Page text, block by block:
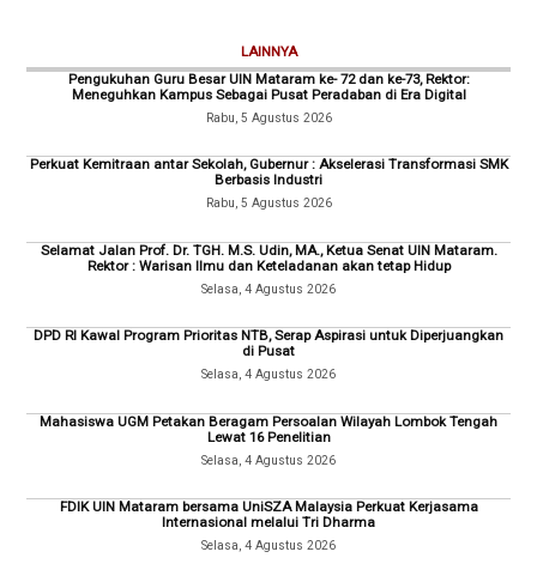
LAINNYA
Pengukuhan Guru Besar UIN Mataram ke- 72 dan ke-73, Rektor:
Meneguhkan Kampus Sebagai Pusat Peradaban di Era Digital
Rabu, 5 Agustus 2026
Perkuat Kemitraan antar Sekolah, Gubernur : Akselerasi Transformasi SMK
Berbasis Industri
Rabu, 5 Agustus 2026
Selamat Jalan Prof. Dr. TGH. M.S. Udin, MA., Ketua Senat UIN Mataram.
Rektor : Warisan Ilmu dan Keteladanan akan tetap Hidup
Selasa, 4 Agustus 2026
DPD RI Kawal Program Prioritas NTB, Serap Aspirasi untuk Diperjuangkan
di Pusat
Selasa, 4 Agustus 2026
Mahasiswa UGM Petakan Beragam Persoalan Wilayah Lombok Tengah
Lewat 16 Penelitian
Selasa, 4 Agustus 2026
FDIK UIN Mataram bersama UniSZA Malaysia Perkuat Kerjasama
Internasional melalui Tri Dharma
Selasa, 4 Agustus 2026